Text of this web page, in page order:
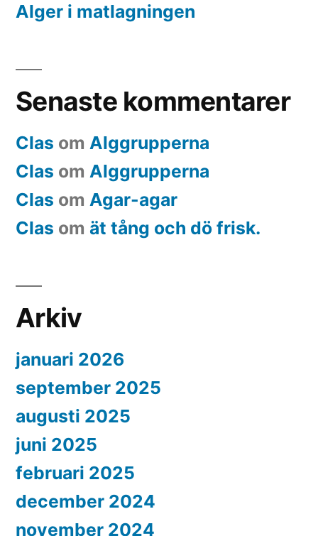
Alger i matlagningen
Senaste kommentarer
Clas om Alggrupperna
Clas om Alggrupperna
Clas om Agar-agar
Clas om ät tång och dö frisk.
Arkiv
januari 2026
september 2025
augusti 2025
juni 2025
februari 2025
december 2024
november 2024